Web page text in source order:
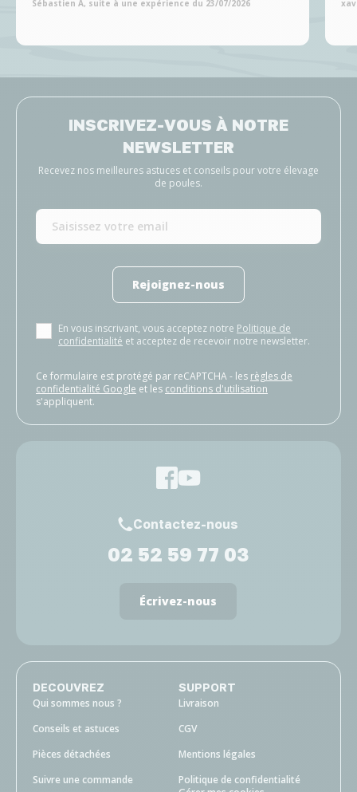
Sébastien A, suite à une expérience du 23/07/2026
INSCRIVEZ-VOUS À NOTRE
NEWSLETTER
Recevez nos meilleures astuces et conseils pour votre élevage
de poules.
Rejoignez-nous
En vous inscrivant, vous acceptez notre Politique de
confidentialité et acceptez de recevoir notre newsletter.
Ce formulaire est protégé par reCAPTCHA - les règles de
confidentialité Google et les conditions d'utilisation
s'appliquent.
Contactez-nous
02 52 59 77 03
Écrivez-nous
DECOUVREZ
Qui sommes nous ?
Conseils et astuces
Pièces détachées
Suivre une commande
SUPPORT
Livraison
CGV
Mentions légales
Politique de confidentialité